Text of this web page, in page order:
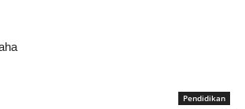
Pendidikan